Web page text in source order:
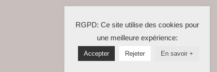
La Solution Immo
RGPD: Ce site utilise des cookies pour
une meilleure expérience:
Accepter Rejeter En savoir +